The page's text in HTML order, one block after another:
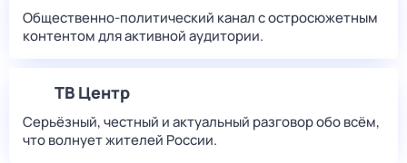
Общественно-политический канал с остросюжетным
контентом для активной аудитории.
ТВ Центр
Серьёзный, честный и актуальный разговор обо всём,
что волнует жителей России.